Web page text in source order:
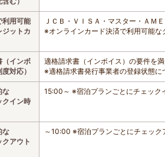
利用可能
ジットカ
ＪＣＢ・ＶＩＳＡ・マスター・ＡＭ
※オンラインカード決済で利用可能な
（インボ
対応）
適格請求書（インボイス）の要件を
※適格請求書発行事業者の登録状態に
な
クイン時
15:00～ ※宿泊プランごとにチェック
な
クアウト
～10:00 ※宿泊プランごとにチェック